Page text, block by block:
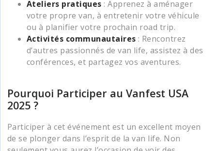
Ateliers pratiques : Apprenez à aménager
votre propre van, à entretenir votre véhicule
ou à planifier votre prochain road trip.
Activités communautaires : Rencontrez
d’autres passionnés de van life, assistez à des
conférences, et partagez vos aventures.
Pourquoi Participer au Vanfest USA
2025 ?
Participer à cet événement est un excellent moyen
de se plonger dans l’esprit de la van life. Non